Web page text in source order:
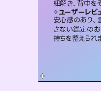
紐解き、背中を
ユーザーレビ
安心感のあり、
さない鑑定の
持ちを整えられ
ユーザー
不安な気
た…！よく
感じました
ユー
鑑定し
動する
とうご
職
本
打た